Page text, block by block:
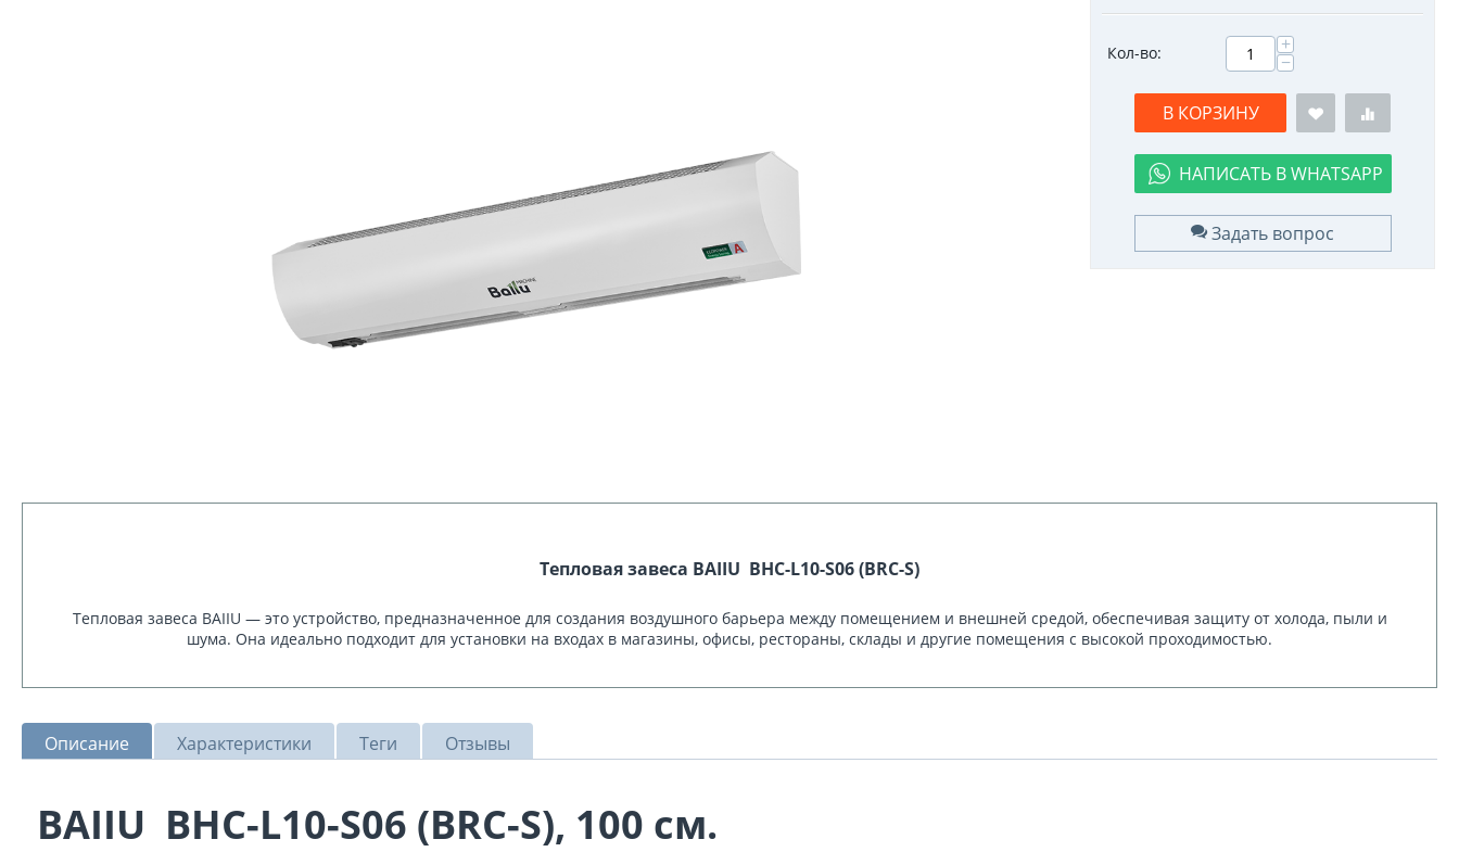
Кол-во: +
−
В КОРЗИНУ
НАПИСАТЬ В WHATSAPP
Задать вопрос
Тепловая завеса BAIIU BHC-L10-S06 (BRC-S)
Тепловая завеса BAIIU — это устройство, предназначенное для создания воздушного барьера между помещением и внешней средой, обеспечивая защиту от холода, пыли и
шума. Она идеально подходит для установки на входах в магазины, офисы, рестораны, склады и другие помещения с высокой проходимостью.
Описание Характеристики Теги Отзывы
BAIIU BHC-L10-S06 (BRC-S), 100 см.